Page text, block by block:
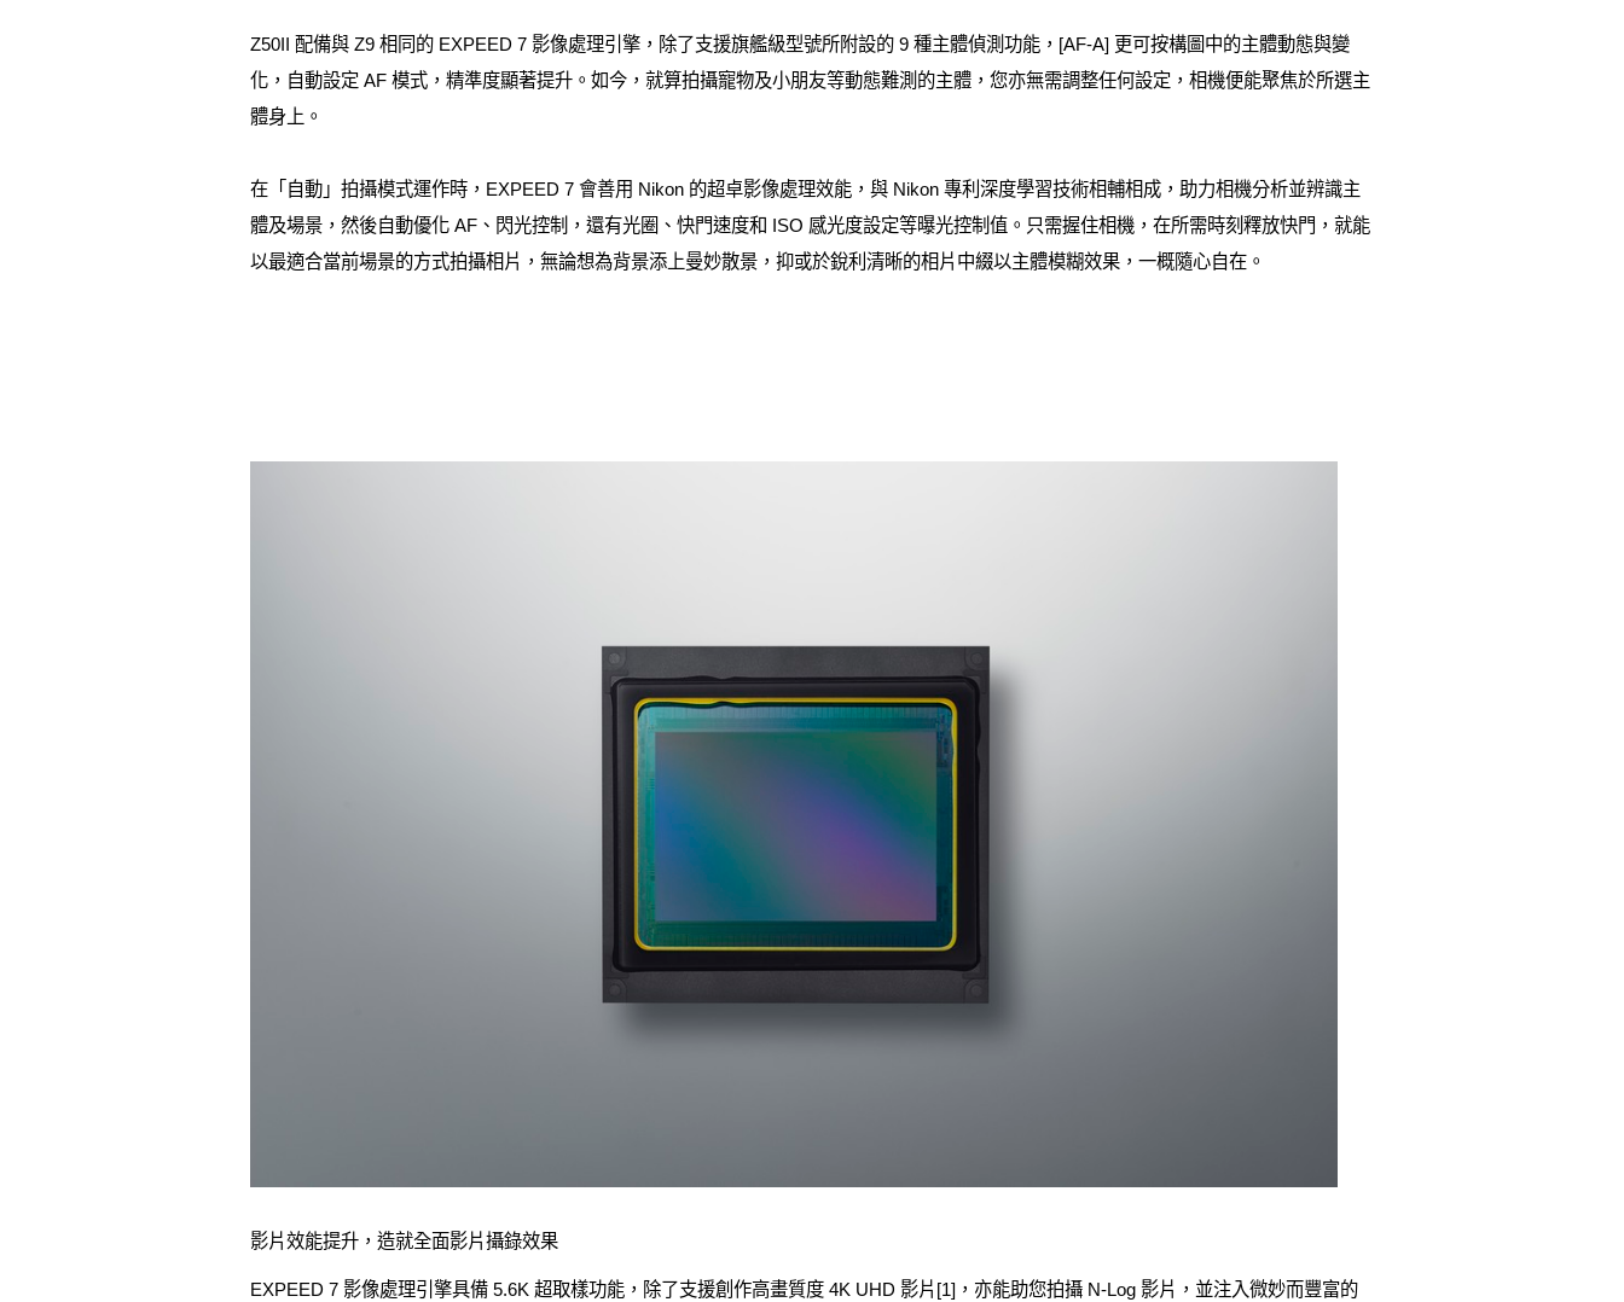
Z50II 配備與 Z9 相同的 EXPEED 7 影像處理引擎，除了支援旗艦級型號所附設的 9 種主體偵測功能，[AF-A] 更可按構圖中的主體動態與變
化，自動設定 AF 模式，精準度顯著提升。如今，就算拍攝寵物及小朋友等動態難測的主體，您亦無需調整任何設定，相機便能聚焦於所選主
體身上。
在「自動」拍攝模式運作時，EXPEED 7 會善用 Nikon 的超卓影像處理效能，與 Nikon 專利深度學習技術相輔相成，助力相機分析並辨識主
體及場景，然後自動優化 AF、閃光控制，還有光圈、快門速度和 ISO 感光度設定等曝光控制值。只需握住相機，在所需時刻釋放快門，就能
以最適合當前場景的方式拍攝相片，無論想為背景添上曼妙散景，抑或於銳利清晰的相片中綴以主體模糊效果，一概隨心自在。
影片效能提升，造就全面影片攝錄效果
EXPEED 7 影像處理引擎具備 5.6K 超取樣功能，除了支援創作高畫質度 4K UHD 影片[1]，亦能助您拍攝 N-Log 影片，並注入微妙而豐富的